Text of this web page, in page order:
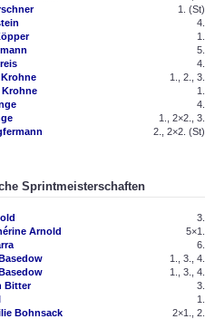
1. (St)
4.
1.
5.
4.
1., 2., 3.
Krohne
1.
4.
1., 2×2., 3.
2., 2×2. (St)
Sprintmeisterschaften
3.
Arnold
5×1.
6.
1., 3., 4.
1., 3., 4.
Bitter
3.
1.
Bohnsack
2×1., 2.